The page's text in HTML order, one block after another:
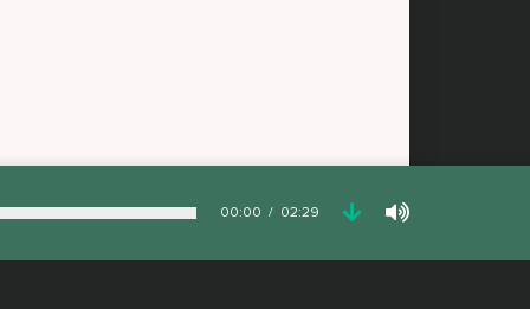
00:00 02:29